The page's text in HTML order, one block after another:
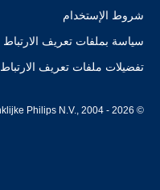
شروط الإستخدام
سياسة بملفات تعريف الارتباط
تفضيلات ملفات تعريف الارتباط
© Koninklijke Philips N.V., 2004 - 2026. كل الحقوق محفوظة.